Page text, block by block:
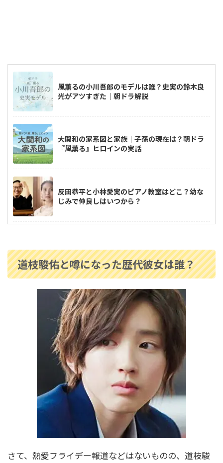
風薫るの小川吾郎のモデルは誰？史実の鈴木良
光がアツすぎた｜朝ドラ解説
大関和の家系図と家族｜子孫の現在は？朝ドラ
『風薫る』ヒロインの実話
反田恭平と小林愛実のピアノ教室はどこ？幼な
じみで仲良しはいつから？
係や長嶋一茂との親戚疑惑も調査！
中村隼人の家系図は？親や三田寛子との関係・
市川猿之助とのつながりも解説！
安藤和津の家系図がすごかった！祖父は犬養毅
で緒方貞子とも親戚関係！
寺島しのぶの家系図｜尾上松也や松たか子との
関係は？祖父は人間国宝
松たか子の家系図と家族構成を紹介！歌舞伎一
道枝駿佑と噂になった歴代彼女は誰？
さて、熱愛フライデー報道などはないものの、道枝駿